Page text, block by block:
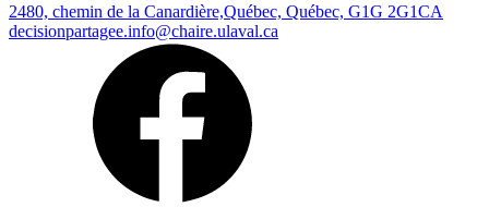
2480, chemin de la Canardière,Québec, Québec, G1G 2G1CA
decisionpartagee.info@chaire.ulaval.ca